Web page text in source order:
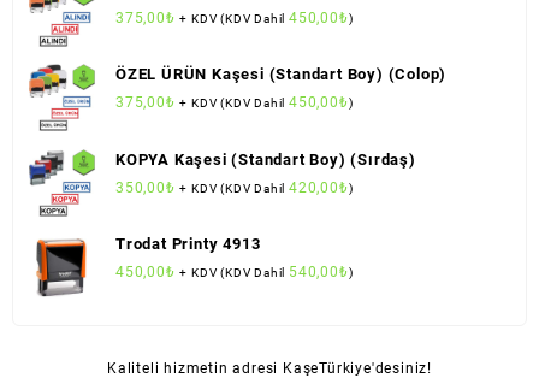
375,00₺ + KDV (KDV Dahil450,00₺)
ÖZEL ÜRÜN Kaşesi (Standart Boy) (Colop)
375,00₺ + KDV (KDV Dahil450,00₺)
KOPYA Kaşesi (Standart Boy) (Sırdaş)
350,00₺ + KDV (KDV Dahil420,00₺)
Trodat Printy 4913
450,00₺ + KDV (KDV Dahil 540,00₺)
Kaliteli hizmetin adresi KaşeTürkiye'desiniz!